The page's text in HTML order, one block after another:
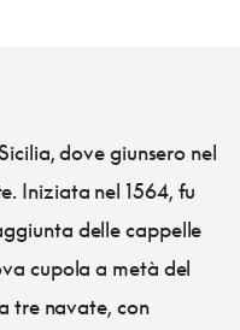
dove giunsero nel
Iniziata nel 1564, fu
delle cappelle
cupola a metà del
tre navate, con